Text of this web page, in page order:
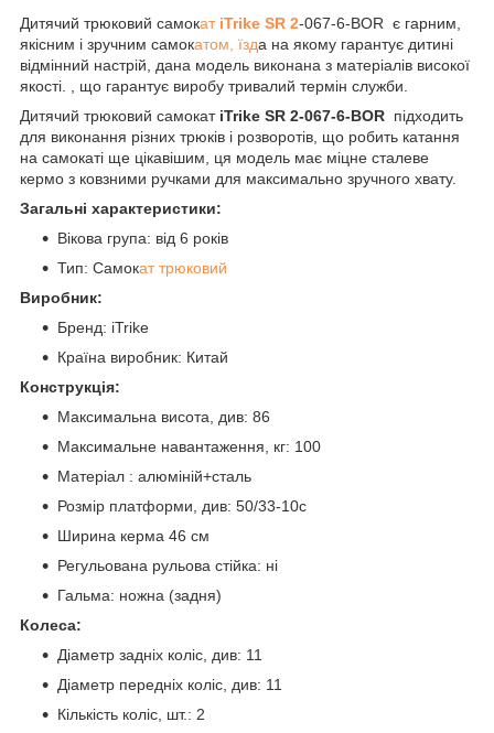
Дитячий трюковий самокат iTrike SR 2-067-6-BOR є гарним,
якісним і зручним самокатом, їзда на якому гарантує дитині
відмінний настрій, дана модель виконана з матеріалів високої
якості. , що гарантує виробу тривалий термін служби.
Дитячий трюковий самокат iTrike SR 2-067-6-BOR підходить
для виконання різних трюків і розворотів, що робить катання
на самокаті ще цікавішим, ця модель має міцне сталеве
кермо з ковзними ручками для максимально зручного хвату.
Загальні характеристики:
Вікова група: від 6 років
Тип: Самокат трюковий
Виробник:
Бренд: iTrike
Країна виробник: Китай
Конструкція:
Максимальна висота, див: 86
Максимальне навантаження, кг: 100
Матеріал : алюміній+сталь
Розмір платформи, див: 50/33-10с
Ширина керма 46 см
Регульована рульова стійка: ні
Гальма: ножна (задня)
Колеса:
Діаметр задніх коліс, див: 11
Діаметр передніх коліс, див: 11
Кількість коліс, шт.: 2